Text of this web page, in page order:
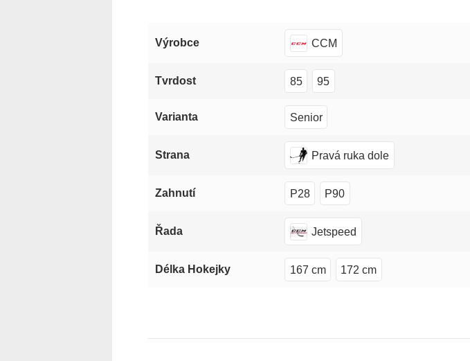
Výrobce CCM
Tvrdost 85 95
Varianta Senior
Strana Pravá ruka dole
Zahnutí P28 P90
Řada Jetspeed
Délka Hokejky 167 cm 172 cm